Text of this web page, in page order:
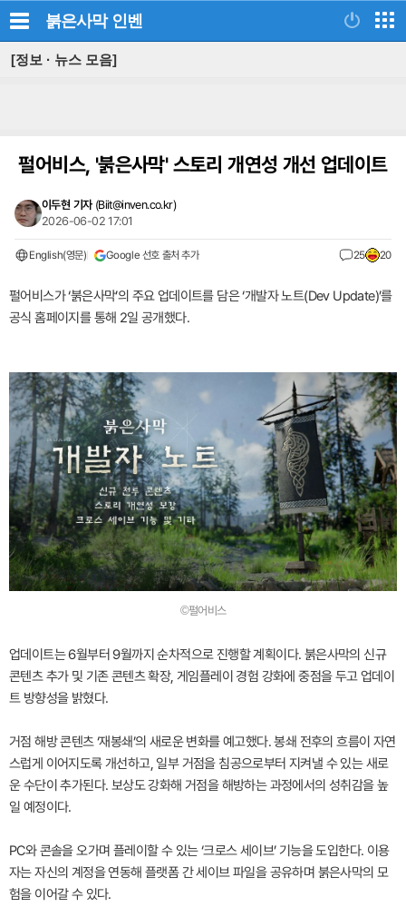
붉은사막 인벤
[정보 · 뉴스 모음]
펄어비스, '붉은사막' 스토리 개연성 개선 업데이트
이두현 기자 (Biit@inven.co.kr)
2026-06-02 17:01
English(영문) Google 선호 출처 추가 25 20
펄어비스가 ‘붉은사막’의 주요 업데이트를 담은 ‘개발자 노트(Dev Update)’를
공식 홈페이지를 통해 2일 공개했다.
©펄어비스
업데이트는 6월부터 9월까지 순차적으로 진행할 계획이다. 붉은사막의 신규
콘텐츠 추가 및 기존 콘텐츠 확장, 게임플레이 경험 강화에 중점을 두고 업데이
트 방향성을 밝혔다.
거점 해방 콘텐츠 ‘재봉쇄’의 새로운 변화를 예고했다. 봉쇄 전후의 흐름이 자연
스럽게 이어지도록 개선하고, 일부 거점을 침공으로부터 지켜낼 수 있는 새로
운 수단이 추가된다. 보상도 강화해 거점을 해방하는 과정에서의 성취감을 높
일 예정이다.
PC와 콘솔을 오가며 플레이할 수 있는 ‘크로스 세이브’ 기능을 도입한다. 이용
자는 자신의 계정을 연동해 플랫폼 간 세이브 파일을 공유하며 붉은사막의 모
험을 이어갈 수 있다.